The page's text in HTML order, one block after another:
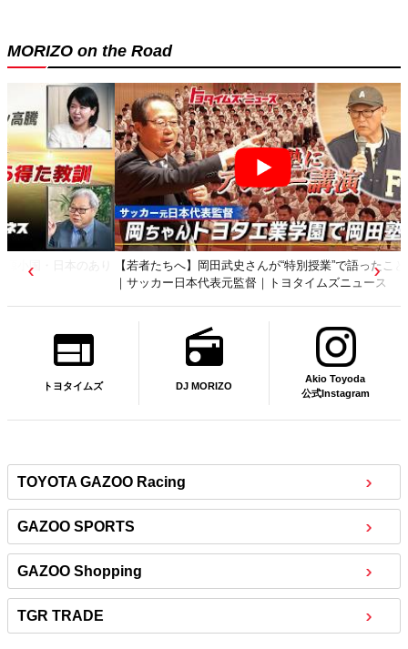
MORIZO on the Road
【若者たちへ】岡田武史さんが“特別授業”で語ったこと
｜サッカー日本代表元監督｜トヨタイムズニュース
トヨタイムズ DJ MORIZO
Akio Toyoda
公式Instagram
TOYOTA GAZOO Racing
GAZOO SPORTS
GAZOO Shopping
TGR TRADE